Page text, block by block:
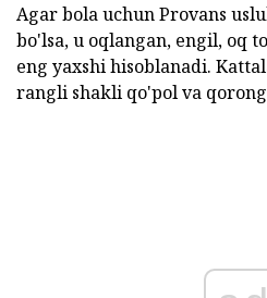
Agar bola uchun Provans
bo'lsa, u oqlangan, engil, oq
eng yaxshi hisoblanadi.
rangli shakli qo'pol va